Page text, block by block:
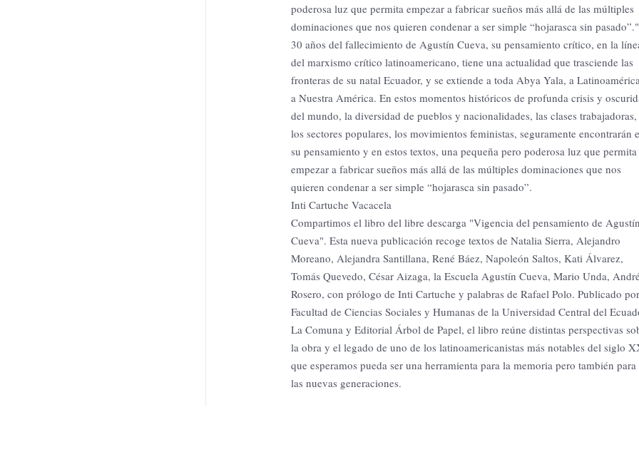
poderosa luz que permita empezar a fabricar sueños más allá de las múltiples
dominaciones que nos quieren condenar a ser simple “hojarasca sin
30 años del fallecimiento de Agustín Cueva, su pensamiento crítico, en la
del marxismo crítico latinoamericano, tiene una actualidad que trasciende las
fronteras de su natal Ecuador, y se extiende a toda Abya Yala, a
a Nuestra América. En estos momentos históricos de profunda crisis y
del mundo, la diversidad de pueblos y nacionalidades, las clases trabajadoras,
los sectores populares, los movimientos feministas, seguramente encontrarán
su pensamiento y en estos textos, una pequeña pero poderosa luz que permita
empezar a fabricar sueños más allá de las múltiples dominaciones que nos
quieren condenar a ser simple “hojarasca sin pasado”.
Inti Cartuche Vacacela
Compartimos el libro del libre descarga "Vigencia del pensamiento de Agustín
Cueva". Esta nueva publicación recoge textos de Natalia Sierra, Alejandro
Moreano, Alejandra Santillana, René Báez, Napoleón Saltos, Kati Álvarez,
Tomás Quevedo, César Aizaga, la Escuela Agustín Cueva, Mario Unda,
Rosero, con prólogo de Inti Cartuche y palabras de Rafael Polo. Publicado
Facultad de Ciencias Sociales y Humanas de la Universidad Central del
La Comuna y Editorial Árbol de Papel, el libro reúne distintas perspectivas
la obra y el legado de uno de los latinoamericanistas más notables del siglo
que esperamos pueda ser una herramienta para la memoria pero también para
las nuevas generaciones.